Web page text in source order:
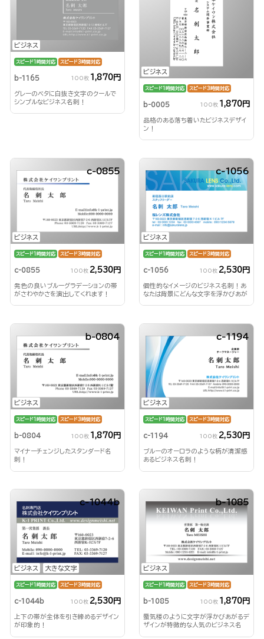
ビジネス
スピード1時間対応 スピード3時間対応
b-1165 100枚 1,870円
グレーのベタに白抜き文字のクールで
シンプルなビジネス名刺！
ビジネス
スピード1時間対応 スピード3時間対応
b-0005 100枚 1,870円
品格のある落ち着いたビジネスデザイ
ン！
ビジネス
c-0855
スピード1時間対応 スピード3時間対応
c-0855 100枚 2,530円
発色の良いブルーグラデーションの帯
がさわやかさを演出してくれます！
ビジネス
c-1056
スピード1時間対応 スピード3時間対応
c-1056 100枚 2,530円
個性的なイメージのビジネス名刺！あ
なたは背景にどんな文字を浮かびあが
ビジネス
b-0804
スピード1時間対応 スピード3時間対応
b-0804 100枚 1,870円
マイナーチェンジしたスタンダード名
刺！
ビジネス
c-1194
スピード1時間対応 スピード3時間対応
c-1194 100枚 2,530円
ブルーのオーロラのような柄が清潔感
あるビジネス名刺！
ビジネス 大きな文字
c-1044b
スピード1時間対応 スピード3時間対応
c-1044b 100枚 2,530円
上下の帯が全体を引き締めるデザイン
が印象的！
ビジネス
b-1085
スピード1時間対応 スピード3時間対応
b-1085 100枚 1,870円
蜃気楼のように文字が浮かびあがるデ
ザインが特徴的な人気のビジネス名